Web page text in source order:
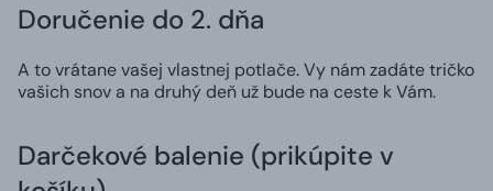
Doručenie do 2. dňa
A to vrátane vašej vlastnej potlače. Vy nám zadáte tričko
vašich snov a na druhý deň už bude na ceste k Vám.
Darčekové balenie (prikúpite v